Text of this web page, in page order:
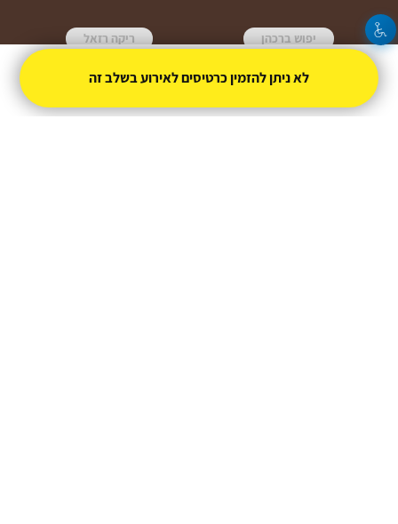
יפוש ברכהן ריקה רזאל
צור קשר
לא ניתן להזמין כרטיסים לאירוע בשלב זה